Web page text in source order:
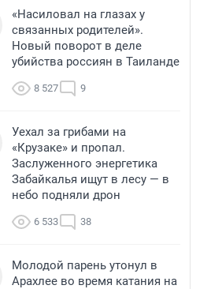
«Насиловал на глазах у
связанных родителей».
Новый поворот в деле
убийства россиян в Таиланде
8 527 9
Уехал за грибами на
«Крузаке» и пропал.
Заслуженного энергетика
Забайкалья ищут в лесу — в
небо подняли дрон
6 533 38
Молодой парень утонул в
Арахлее во время катания на